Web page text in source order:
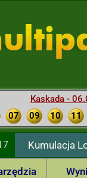
Kaskada -
07 09 10 11
Kumulacja